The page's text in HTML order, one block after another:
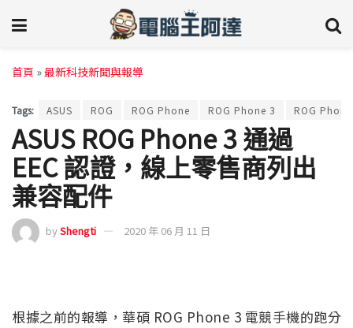
首頁 »最新科技新聞與報導
Tags: ASUS ROG ROG Phone ROG Phone 3 ROG
ASUS ROG Phone 3 通過
EEC 認證，線上零售商列出
兼容配件
byShengti 2020 年 06 月 11 日
根據之前的報導，華碩 ROG Phone 3 電競手機的跑分